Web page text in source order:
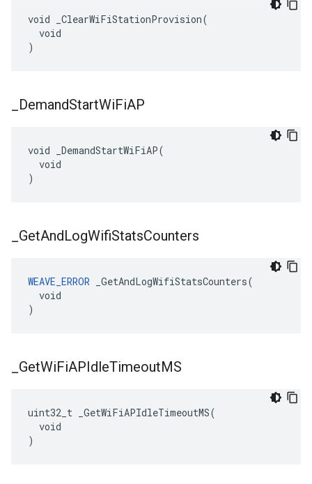
void _ClearWiFiStationProvision(
  void
)
DemandStartWiFiAP
void _DemandStartWiFiAP(
  void
)
GetAndLogWifiStatsCounters
WEAVE_ERROR _GetAndLogWifiStatsCounters(
  void
)
GetWiFiAPIdleTimeoutMS
uint32_t _GetWiFiAPIdleTimeoutMS(
  void
)